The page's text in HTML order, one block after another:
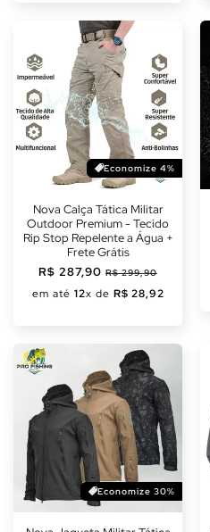
Economize 4%
Nova Calça Tática Militar
Outdoor Premium - Tecido
Rip Stop Repelente a Água +
Frete Grátis
Preço
normal
R$ 287,90 Preço
promocional
R$ 299,90
em até 12x de R$ 28,92
Economize 30%